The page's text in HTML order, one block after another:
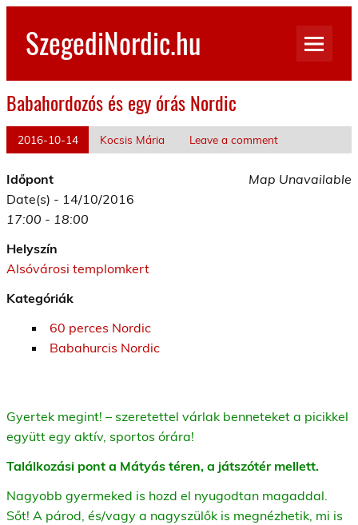
Skip
contentSzegediNordic.hu
Babahordozós és egy órás Nordic
2016-10-14 Kocsis Mária Leave a comment
Map Unavailable
Időpont
Date(s) - 14/10/2016
17:00 - 18:00
Helyszín
Alsóvárosi templomkert
Kategóriák
60 perces Nordic
Babahurcis Nordic
Gyertek megint! – szeretettel várlak benneteket a picikkel
együtt egy aktív, sportos órára!
Találkozási pont a Mátyás téren, a játszótér mellett.
Nagyobb gyermeked is hozd el nyugodtan magaddal.
Sőt! A párod, és/vagy a nagyszülők is megnézhetik, mi is